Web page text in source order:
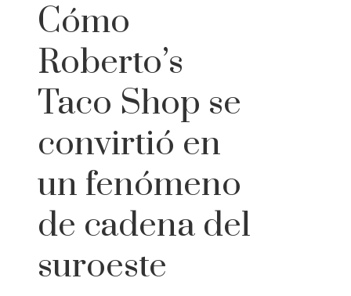
Cómo
Roberto’s
Taco Shop se
convirtió en
un fenómeno
de cadena del
suroeste